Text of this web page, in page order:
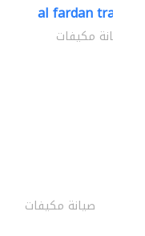
al fardan trading..
صيانة مكيفات
صيانة مكيفات